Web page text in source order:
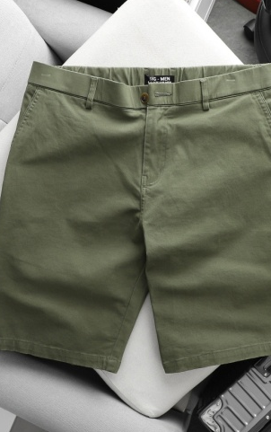
hàng
phẩm trong giỏ hàng.
hàng